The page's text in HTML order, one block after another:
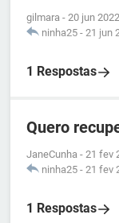
gilmara - 20 jun
ninha25 - 21 jun
1 Respostas
Quero
JaneCunha - 21 fev
ninha25 - 21 fev
1 Respostas